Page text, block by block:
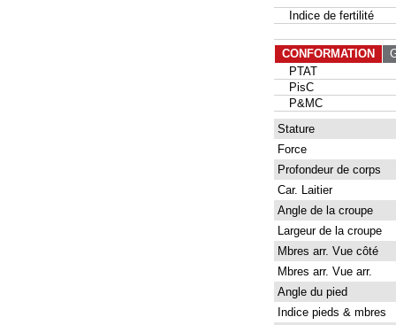
Indice de fertilité
CONFORMATION
PTAT
PisC
P&MC
Stature
Force
Profondeur de corps
Car. Laitier
Angle de la croupe
Largeur de la croupe
Mbres arr. Vue côté
Mbres arr. Vue arr.
Angle du pied
Indice pieds & mbres